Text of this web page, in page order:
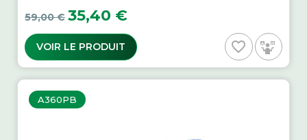
Prix de base
59,00 € Prix
35,40 €
VOIR LE PRODUIT favorite_border
A360PB